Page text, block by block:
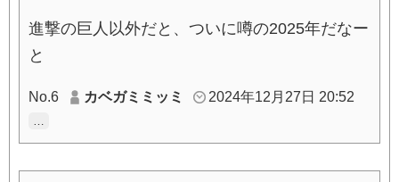
進撃の巨人以外だと、ついに噂の2025年だなー
と
No.6 カベガミミッミ 2024年12月27日 20:52
…